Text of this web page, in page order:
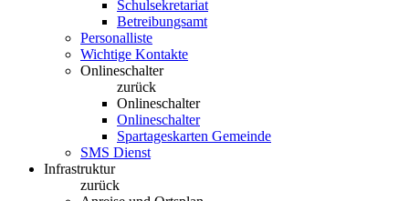
Schulsekretariat
Betreibungsamt
Personalliste
Wichtige Kontakte
Onlineschalter
zurück
Onlineschalter
Onlineschalter
Spartageskarten Gemeinde
SMS Dienst
Infrastruktur
zurück